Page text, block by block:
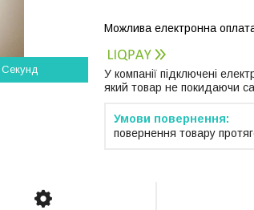
Секунд
У компанії підключені
який товар не покидаючи
повернення товару